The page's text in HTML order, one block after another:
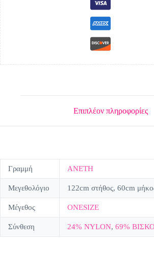
Επιπλέον πληροφορίες
Γραμμή ΑΝΕΤΗ
Μεγεθολόγιο 122cm στήθος, 60cm
Μέγεθος ONESIZE
Σύνθεση 24% NYLON, 69%